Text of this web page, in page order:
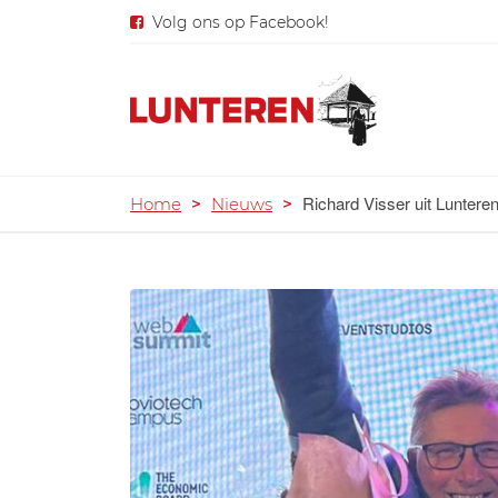
Volg ons op Facebook!
Home > Nieuws > Richard Visser uit